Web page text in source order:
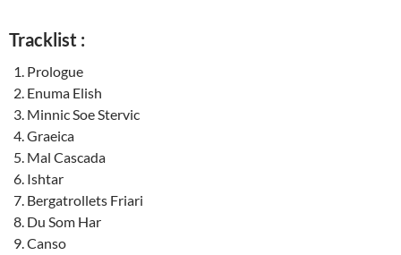
Tracklist :
Prologue
Enuma Elish
Minnic Soe Stervic
Graeica
Mal Cascada
Ishtar
Bergatrollets Friari
Du Som Har
Canso